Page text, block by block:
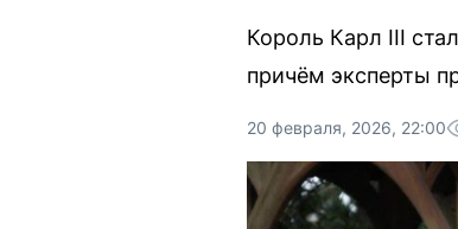
Король Карл III
причём эксперты
20 февраля, 2026, 22:00